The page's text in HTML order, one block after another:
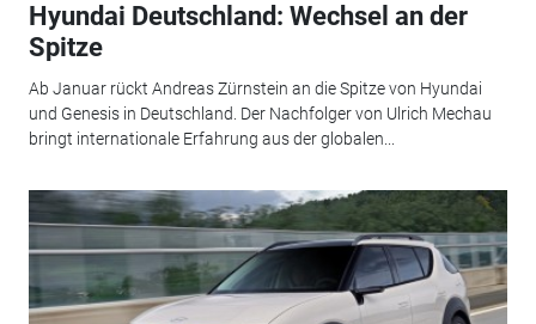
Hyundai Deutschland: Wechsel an der
Spitze
Ab Januar rückt Andreas Zürnstein an die Spitze von Hyundai
und Genesis in Deutschland. Der Nachfolger von Ulrich Mechau
bringt internationale Erfahrung aus der globalen...